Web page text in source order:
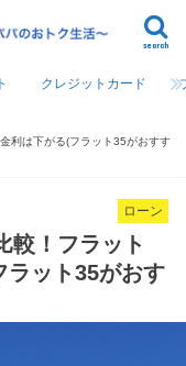
search
クレジットカード
利は下がる(フラット35がおすす
ローン
較！フラット
ラット35がおす